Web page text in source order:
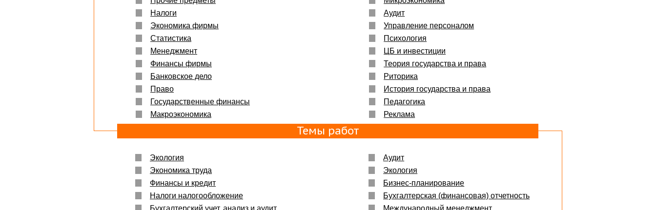
Налоги
Экономика фирмы
Статистика
Менеджмент
Финансы фирмы
Банковское дело
Право
Государственные финансы
Макроэкономика
Аудит
Управление персоналом
Психология
ЦБ и инвестиции
Теория государства и права
Риторика
История государства и права
Педагогика
Реклама
Темы работ
Экология
Экономика труда
Финансы и кредит
Налоги налогообложение
Аудит
Экология
Бизнес-планирование
Бухгалтерская (финансовая) отчетность